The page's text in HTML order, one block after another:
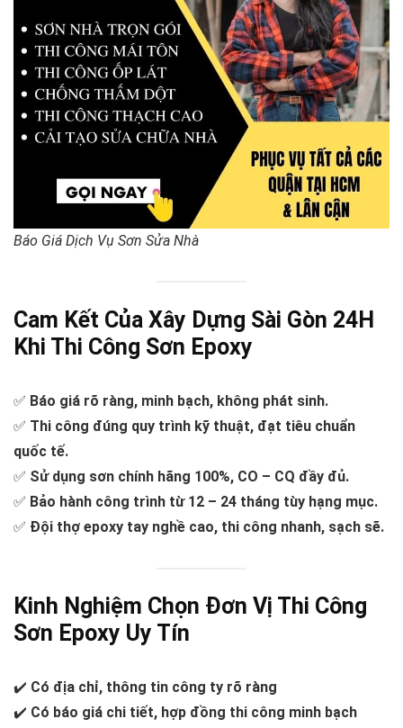
Báo Giá Dịch Vụ Sơn Sửa Nhà
Cam Kết Của Xây Dựng Sài Gòn 24H
Khi Thi Công Sơn Epoxy
✅ Báo giá rõ ràng, minh bạch, không phát sinh.
✅ Thi công đúng quy trình kỹ thuật, đạt tiêu chuẩn
quốc tế.
✅ Sử dụng sơn chính hãng 100%, CO – CQ đầy đủ.
✅ Bảo hành công trình từ 12 – 24 tháng tùy hạng mục.
✅ Đội thợ epoxy tay nghề cao, thi công nhanh, sạch sẽ.
Kinh Nghiệm Chọn Đơn Vị Thi Công
Sơn Epoxy Uy Tín
✔️ Có địa chỉ, thông tin công ty rõ ràng
✔️ Có báo giá chi tiết, hợp đồng thi công minh bạch